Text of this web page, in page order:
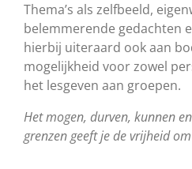
Thema’s als zelfbeeld,
belemmerende gedachten
hierbij uiteraard ook aan
mogelijkheid voor zowel
het lesgeven aan groepen.
Het mogen, durven, kunnen
grenzen geeft je de vrijheid